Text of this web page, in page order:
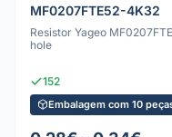
MF0207FTE52-4K32
Resistor Yageo
hole
152
Embalagem com 10